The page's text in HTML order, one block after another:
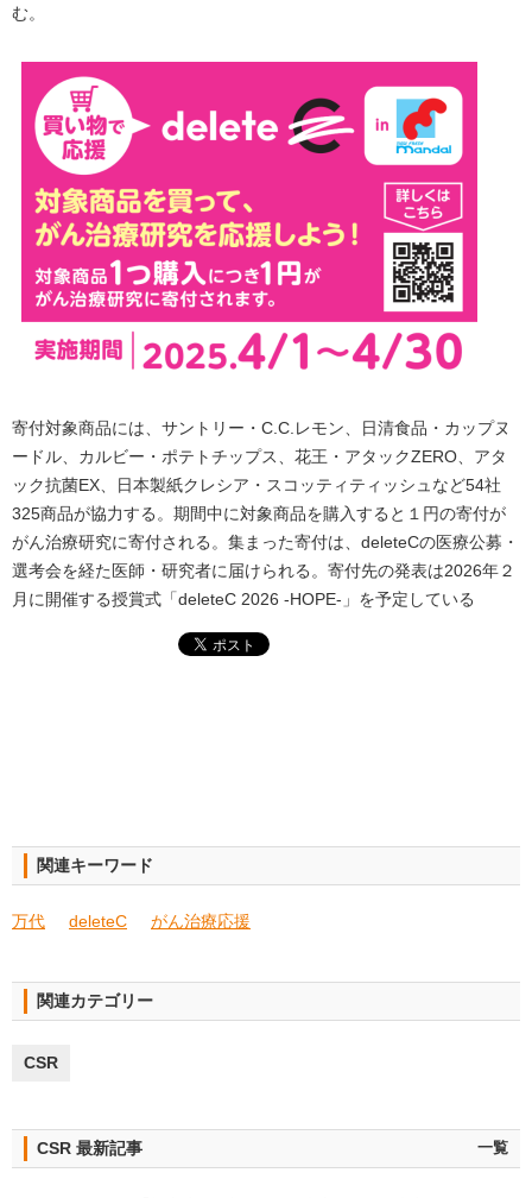
む。
寄付対象商品には、サントリー・C.C.レモン、日清食品・カップヌ
ードル、カルビー・ポテトチップス、花王・アタックZERO、アタ
ック抗菌EX、日本製紙クレシア・スコッティティッシュなど54社
325商品が協力する。期間中に対象商品を購入すると１円の寄付が
がん治療研究に寄付される。集まった寄付は、deleteCの医療公募・
選考会を経た医師・研究者に届けられる。寄付先の発表は2026年２
月に開催する授賞式「deleteC 2026 -HOPE-」を予定している
関連キーワード
万代 deleteC がん治療応援
関連カテゴリー
CSR
CSR 最新記事 一覧